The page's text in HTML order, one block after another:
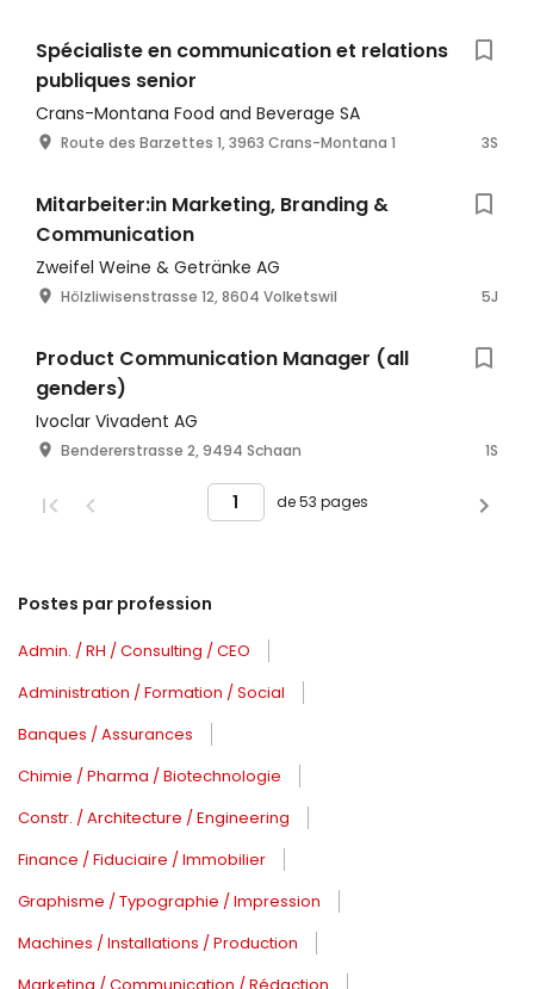
Spécialiste en communication et relations
publiques senior
Crans-Montana Food and Beverage SA
Route des Barzettes 1, 3963 Crans-Montana 1 3S
Mitarbeiter:in Marketing, Branding &
Communication
Zweifel Weine & Getränke AG
Hölzliwisenstrasse 12, 8604 Volketswil 5J
Product Communication Manager (all
genders)
Ivoclar Vivadent AG
Bendererstrasse 2, 9494 Schaan 1S
de 53 pages
Postes par profession
Admin. / RH / Consulting / CEO
Administration / Formation / Social
Banques / Assurances
Chimie / Pharma / Biotechnologie
Constr. / Architecture / Engineering
Finance / Fiduciaire / Immobilier
Graphisme / Typographie / Impression
Machines / Installations / Production